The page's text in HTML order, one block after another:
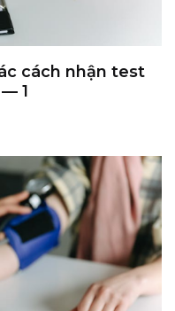
cách nhận test
1